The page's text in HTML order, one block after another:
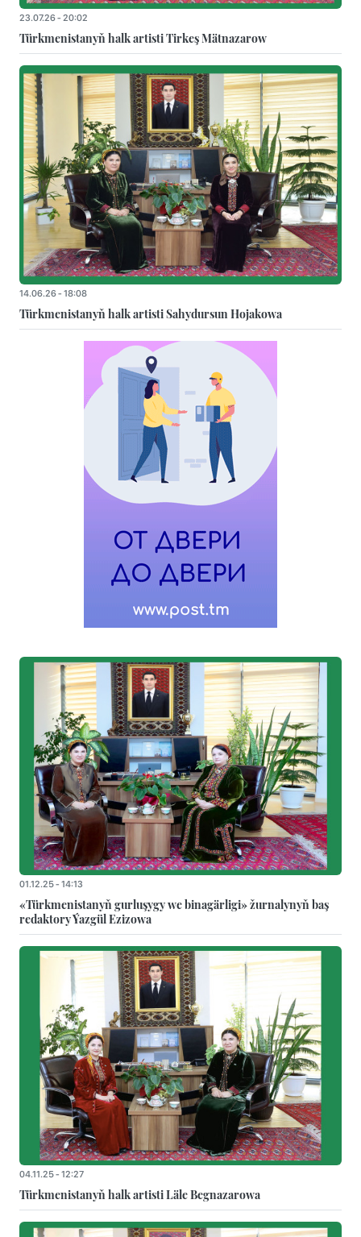
23.07.26 - 20:02
Türkmenistanyň halk artisti Tirkeş Mätnazarow
14.06.26 - 18:08
Türkmenistanyň halk artisti Sahydursun Hojakowa
01.12.25 - 14:13
«Türkmenistanyň gurluşygy we binagärligi» žurnalynyň baş
redaktory Ýazgül Ezizowa
04.11.25 - 12:27
Türkmenistanyň halk artisti Läle Begnazarowa